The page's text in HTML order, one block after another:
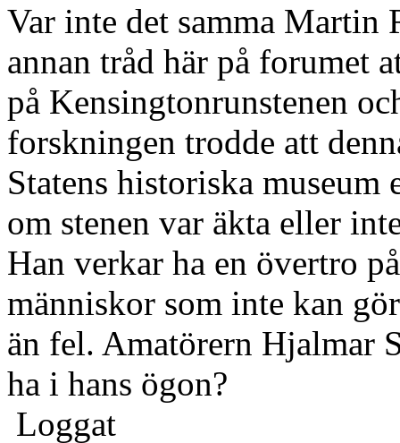
Var inte det samma Martin
annan tråd här på forumet
på Kensingtonrunstenen
forskningen trodde att
Statens historiska
om stenen var äkta eller
Han verkar ha en övertro
människor som inte kan
än fel. Amatörern Hjalmar
ha i hans ögon?
Loggat